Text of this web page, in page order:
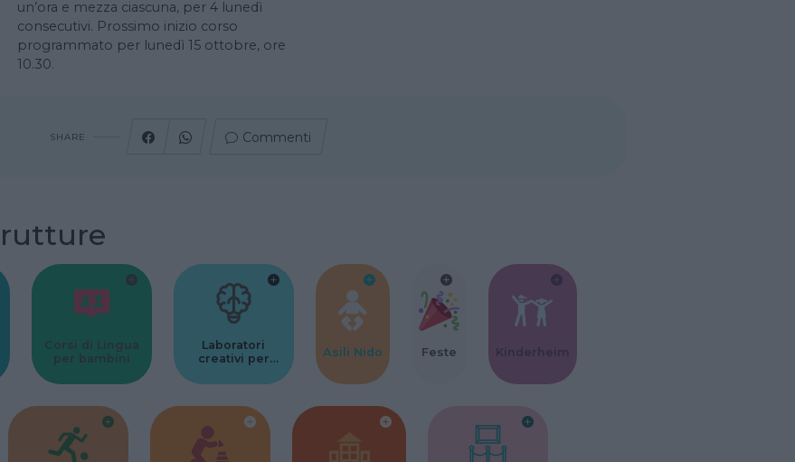
un’ora e mezza ciascuna, per 4 lunedì
consecutivi. Prossimo inizio corso
programmato per lunedì 15 ottobre, ore
10.30.
SHARE Commenti
Corsi di Lingua
per bambini
Laboratori
creativi per
Asili Nido Feste Kinderheim